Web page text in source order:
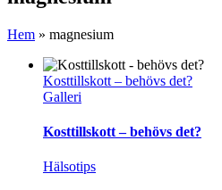
Hem » magnesium
Kosttillskott – behövs det?
Galleri
Kosttillskott – behövs det?
Hälsotips